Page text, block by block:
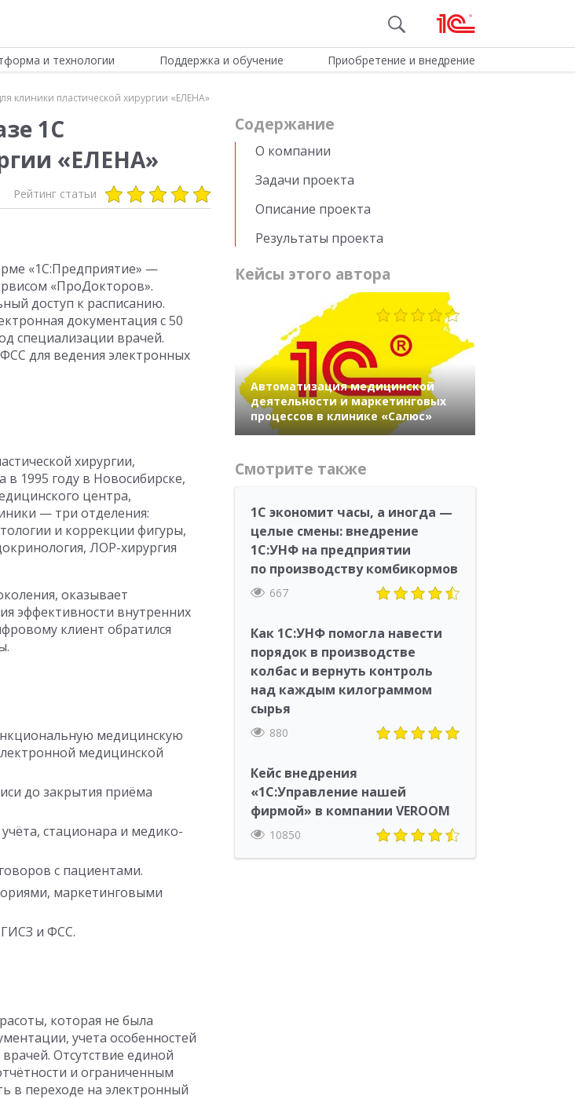
и технологии Поддержка и обучение Приобретение и внедрение
клиники пластической хирургии «ЕЛЕНА»
1С
«ЕЛЕНА»
Рейтинг статьи
«1С:Предприятие» —
«ПроДокторов».
доступ к расписанию.
документация с 50
специализации врачей.
для ведения электронных
хирургии,
1995 году в Новосибирске,
центра,
— три отделения:
и коррекции фигуры,
ЛОР-хирургия
оказывает
эффективности внутренних
клиент обратился
медицинскую
медицинской
до закрытия приёма
стационара и медико-
с пациентами.
маркетинговыми
и ФСС.
которая не была
учета особенностей
Отсутствие единой
и ограниченным
в переходе на электронный
Cодержание
О компании
Задачи проекта
Описание проекта
Результаты проекта
Кейсы этого автора
Автоматизация медицинской
деятельности и маркетинговых
процессов в клинике «Салюс»
Смотрите также
1С экономит часы, а иногда —
целые смены: внедрение
1С:УНФ на предприятии
по производству комбикормов
667
Как 1С:УНФ помогла навести
порядок в производстве
колбас и вернуть контроль
над каждым килограммом
сырья
880
Кейс внедрения
«1С:Управление нашей
фирмой» в компании VEROOM
10850